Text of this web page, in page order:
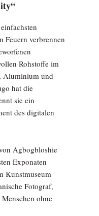
Feuern verbrennen
Rohstoffe im
Aluminium und
hat die
sie ein
des digitalen
Agbogbloshie
Exponaten
Kunstmuseum
Fotograf,
ohne